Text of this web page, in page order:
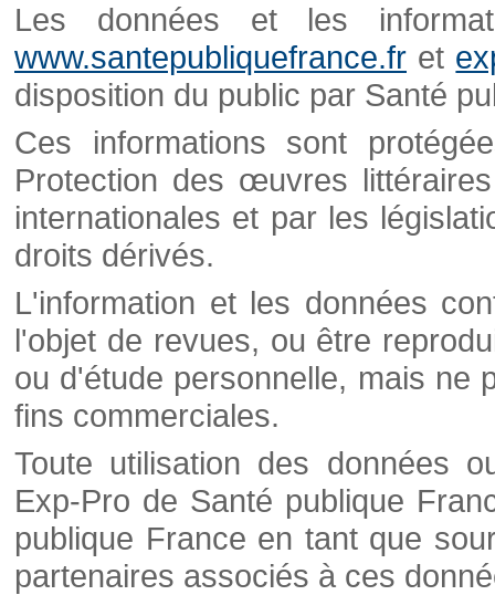
Les données et les
www.santepubliquefrance.fr et
disposition du public par Santé
Ces informations sont
Protection des œuvres
internationales et par les
droits dérivés.
L'information et les données
l'objet de revues, ou être
ou d'étude personnelle, mais ne
fins commerciales.
Toute utilisation des données
Exp-Pro de Santé publique
publique France en tant que
partenaires associés à ces